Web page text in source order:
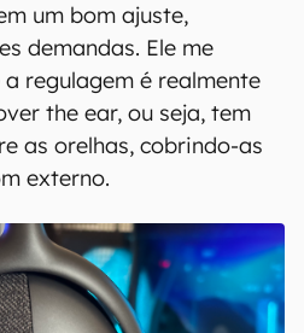
um bom ajuste,
demandas. Ele me
regulagem é realmente
the ear, ou seja, tem
as orelhas, cobrindo-as
externo.